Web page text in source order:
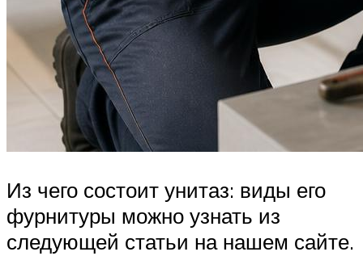
Из чего состоит унитаз: виды его
фурнитуры можно узнать из
следующей статьи на нашем сайте.